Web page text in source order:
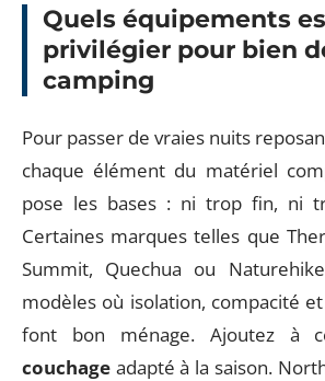
Quels équipements
privilégier pour bien
camping
Pour passer de vraies nuits
chaque élément du matériel
pose les bases : ni trop fin, ni
Certaines marques telles que
Summit, Quechua ou
modèles où isolation, compacité
font bon ménage. Ajoutez à
couchage adapté à la saison.